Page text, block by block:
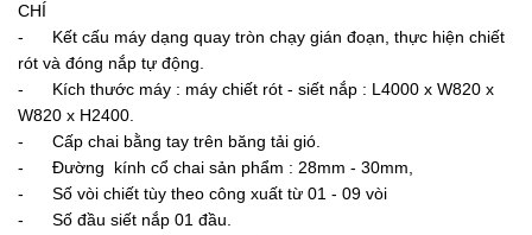
CHÍ
- Kết cấu máy dạng quay tròn chạy gián đoạn, thực hiện chiết
rót và đóng nắp tự động.
- Kích thước máy : máy chiết rót - siết nắp : L4000 x W820 x
W820 x H2400.
- Cấp chai bằng tay trên băng tải gió.
- Đường kính cổ chai sản phẩm : 28mm - 30mm,
- Số vòi chiết tùy theo công xuất từ 01 - 09 vòi
- Số đầu siết nắp 01 đầu.